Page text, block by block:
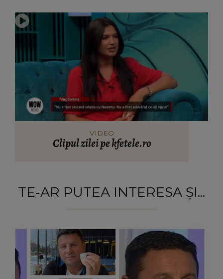
VIDEO
Clipul zilei pe kfetele.ro
TE-AR PUTEA INTERESA ȘI...